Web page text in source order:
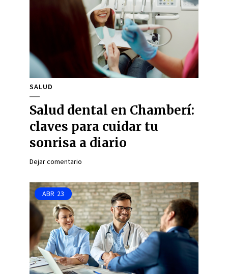
SALUD
Salud dental en Chamberí:
claves para cuidar tu
sonrisa a diario
Dejar comentario
ABR 23